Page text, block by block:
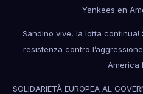
Yankees en
Sandino vive, la lotta continua!
resistenza contro
America
SOLIDARIETÀ EUROPEA AL